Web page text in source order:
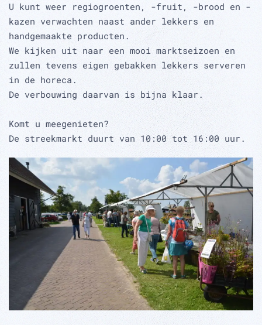
U kunt weer regiogroenten, -fruit, -brood en -
kazen verwachten naast ander lekkers en
handgemaakte producten.
We kijken uit naar een mooi marktseizoen en
zullen tevens eigen gebakken lekkers serveren
in de horeca.
De verbouwing daarvan is bijna klaar.
Komt u meegenieten?
De streekmarkt duurt van 10:00 tot 16:00 uur.